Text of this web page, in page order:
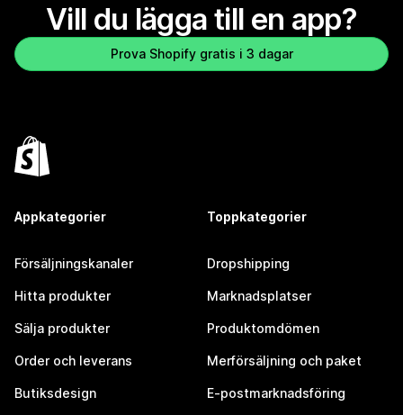
Vill du lägga till en app?
Prova Shopify gratis i 3 dagar
Appkategorier
Försäljningskanaler
Hitta produkter
Sälja produkter
Order och leverans
Butiksdesign
Toppkategorier
Dropshipping
Marknadsplatser
Produktomdömen
Merförsäljning och paket
E-postmarknadsföring